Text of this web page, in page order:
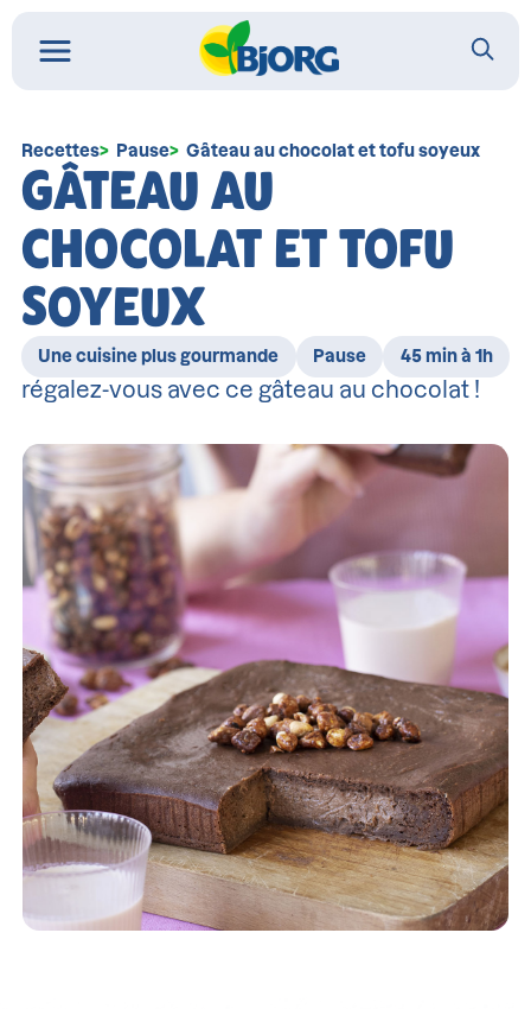
Recettes Pause Gâteau au chocolat et tofu soyeux
GÂTEAU AU
CHOCOLAT ET TOFU
SOYEUX
Une cuisine plus gourmande Pause 45 min à 1h
régalez-vous avec ce gâteau au chocolat !